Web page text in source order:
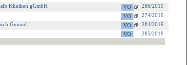
Kliniken gGmbH
286/2019
274/2019
Gmünd
284/2019
285/2019